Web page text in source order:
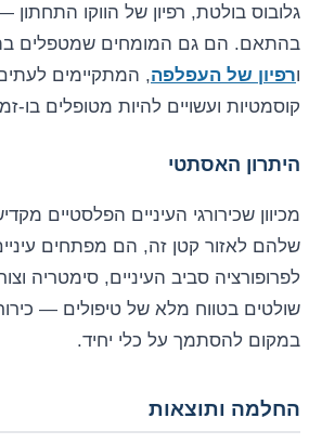
גלובוס בולטת, רפיון של הווקו התחתון
בהתאם. הם גם המומחים שמטפלים
ורפיון של העפלפה, המתקיימים
קוסמטיות ועשויים להיות מטופלים בו-
היתרון האסתטי
מכיוון שכירורגי העיניים הפלסטיים
שלהם לאזור קטן זה, הם מפתחים עיניים
לפרופורציה סביב העיניים, סימטריה
שולטים בטווח מלא של טיפולים —
במקום להסתמך על כלי יחיד.
החלמה ותוצאות